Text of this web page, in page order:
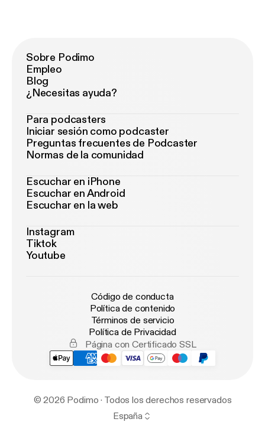
Sobre Podimo
Empleo
Blog
¿Necesitas ayuda?
Para podcasters
Iniciar sesión como podcaster
Preguntas frecuentes de Podcaster
Normas de la comunidad
Escuchar en iPhone
Escuchar en Android
Escuchar en la web
Instagram
Tiktok
Youtube
Código de conducta
Política de contenido
Términos de servicio
Política de Privacidad
Página con Certificado SSL
© 2026 Podimo · Todos los derechos reservados
España